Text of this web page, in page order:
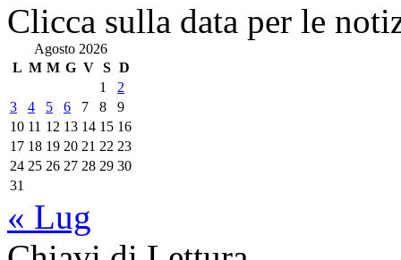
Clicca sulla data per le
Agosto 2026
L M M G V S D
1
2
3
4 5 6 7 8
9
10 11 12 13 14 15 16
17 18 19 20 21 22 23
24 25 26 27 28 29 30
31
« Lug